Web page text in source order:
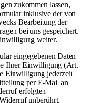
zukommen lassen,
inklusive der von
Bearbeitung der
bei uns gespeichert.
weiter.
eingegebenen Daten
Ihrer Einwilligung (Art.
Einwilligung jederzeit
per E-Mail an
erfolgten
unberührt.